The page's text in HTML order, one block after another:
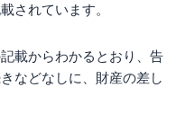
されています。
載からわかるとおり、告
などなしに、財産の差し